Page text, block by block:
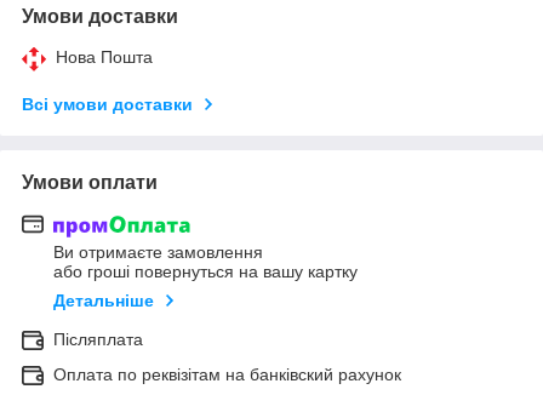
Умови доставки
Нова Пошта
Всі умови доставки
Умови оплати
Ви отримаєте замовлення
або гроші повернуться на вашу картку
Детальніше
Післяплата
Оплата по реквізітам на банківский рахунок